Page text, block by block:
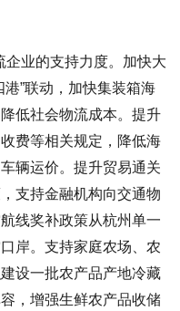
业的支持力度。加快大
”联动，加快集装箱海
低社会物流成本。提升
费等相关规定，降低海
辆运价。提升贸易通关
支持金融机构向交通物
线奖补政策从杭州单一
岸。支持家庭农场、农
设一批农产品产地冷藏
，增强生鲜农产品收储